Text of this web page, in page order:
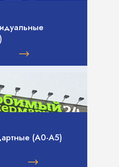
(А0-А5)